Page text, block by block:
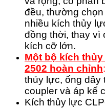
đều, thường
nhiều kích thủy
đồng thời, thay vì
kích cỡ lớn.
Một bộ kích
2502 hoàn chỉnh:
thủy lực, ống dây
coupler và áp kế
Kích thủy lực